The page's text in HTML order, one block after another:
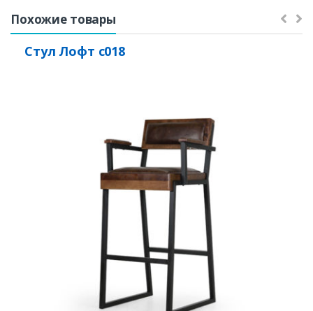
Заказать
Похожие товары
Стул Лофт с018